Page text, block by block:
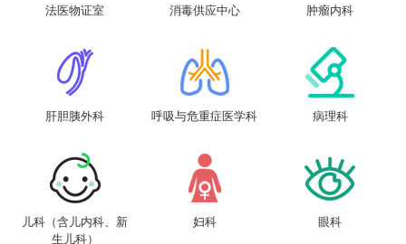
法医物证室 消毒供应中心 肿瘤内科
肝胆胰外科 呼吸与危重症医学科 病理科
儿科（含儿内科、新
生儿科）
妇科 眼科